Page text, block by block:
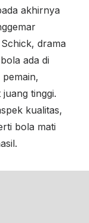
akhirnya
drama
ada di
tinggi.
kualitas,
bola mati